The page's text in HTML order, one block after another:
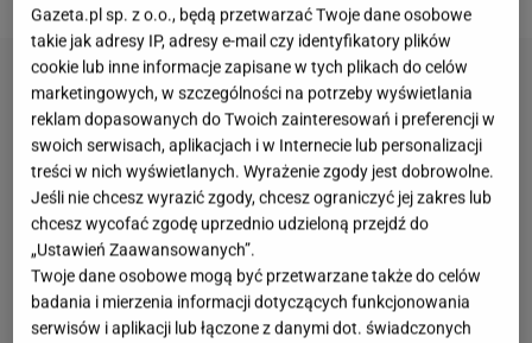
Gazeta.pl sp. z o.o., będą przetwarzać Twoje dane osobowe
takie jak adresy IP, adresy e-mail czy identyfikatory plików
cookie lub inne informacje zapisane w tych plikach do celów
marketingowych, w szczególności na potrzeby wyświetlania
reklam dopasowanych do Twoich zainteresowań i preferencji w
swoich serwisach, aplikacjach i w Internecie lub personalizacji
treści w nich wyświetlanych. Wyrażenie zgody jest dobrowolne.
Jeśli nie chcesz wyrazić zgody, chcesz ograniczyć jej zakres lub
chcesz wycofać zgodę uprzednio udzieloną przejdź do
„Ustawień Zaawansowanych”.
Twoje dane osobowe mogą być przetwarzane także do celów
badania i mierzenia informacji dotyczących funkcjonowania
serwisów i aplikacji lub łączone z danymi dot. świadczonych